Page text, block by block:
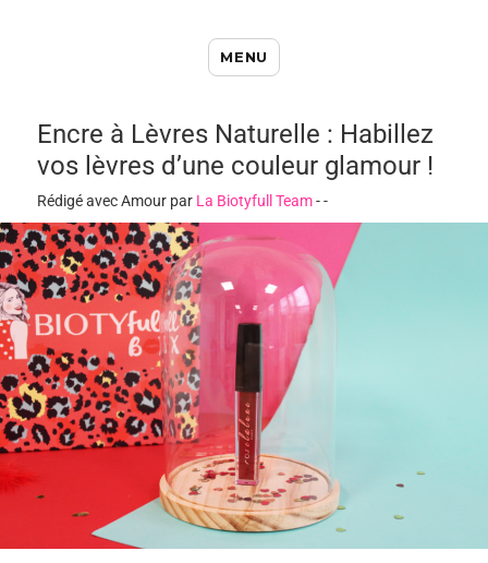
Blog Beauté Bio : Notre Top des
Astuces Beauté Naturelles !
MENU
Encre à Lèvres Naturelle : Habillez
vos lèvres d’une couleur glamour !
Rédigé avec Amour par La Biotyfull Team--